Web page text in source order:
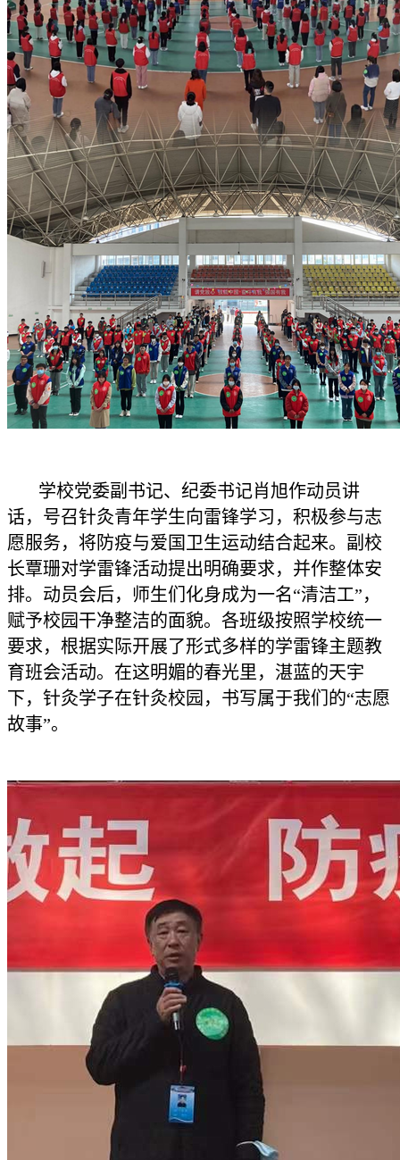
学校党委副书记、纪委书记肖旭作动员讲
话，号召针灸青年学生向雷锋学习，积极参与志
愿服务，将防疫与爱国卫生运动结合起来。副校
长覃珊对学雷锋活动提出明确要求，并作整体安
排。动员会后，师生们化身成为一名“清洁工”，
赋予校园干净整洁的面貌。各班级按照学校统一
要求，根据实际开展了形式多样的学雷锋主题教
育班会活动。在这明媚的春光里，湛蓝的天宇
下，针灸学子在针灸校园，书写属于我们的“志愿
故事”。